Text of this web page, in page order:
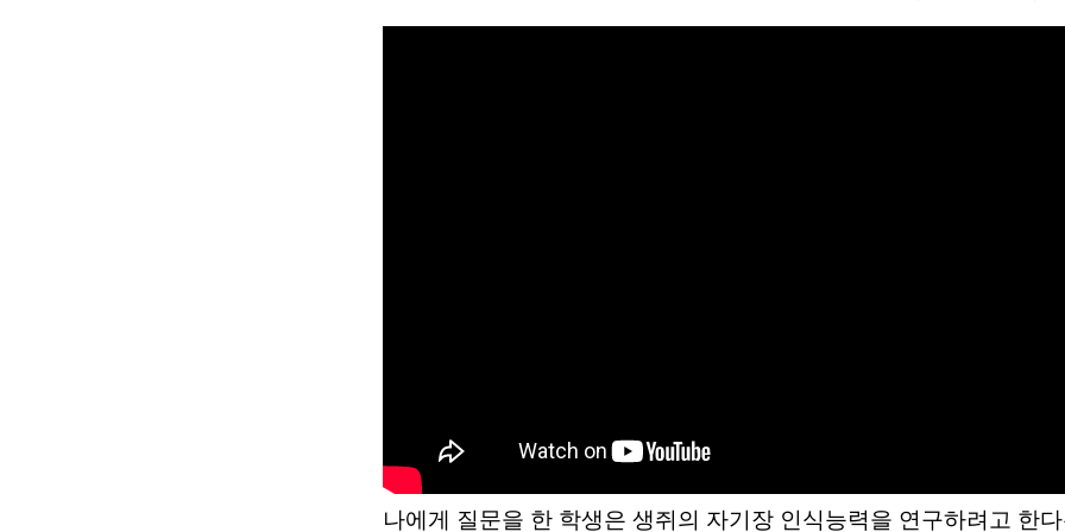
나에게 질문을 한 학생은 생쥐의 자기장 인식능력을 연구하려고 한